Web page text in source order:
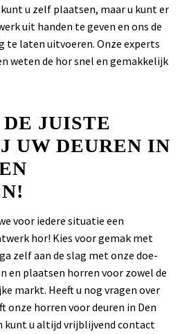
u zelf plaatsen, maar u kunt er
uit handen te geven en ons de
te laten uitvoeren. Onze experts
weten de hor snel en gemakkelijk
JUISTE
UW DEUREN IN
voor iedere situatie een
hor! Kies voor gemak met
zelf aan de slag met onze doe-
en plaatsen horren voor zowel de
markt. Heeft u nog vragen over
onze horren voor deuren in Den
kunt u altijd vrijblijvend contact